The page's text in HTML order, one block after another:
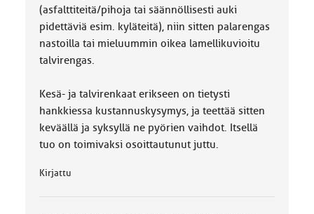
(asfalttiteitä/pihoja tai säännöllisesti auki
pidettäviä esim. kyläteitä), niin sitten palarengas
nastoilla tai mieluummin oikea lamellikuvioitu
talvirengas.
Kesä- ja talvirenkaat erikseen on tietysti
hankkiessa kustannuskysymys, ja teettää sitten
keväällä ja syksyllä ne pyörien vaihdot. Itsellä
tuo on toimivaksi osoittautunut juttu.
Kirjattu